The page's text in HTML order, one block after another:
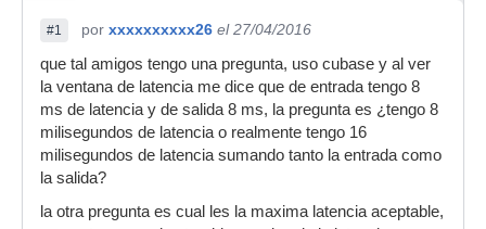
#1 por xxxxxxxxxx26 el 27/04/2016
que tal amigos tengo una pregunta, uso cubase y al ver
la ventana de latencia me dice que de entrada tengo 8
ms de latencia y de salida 8 ms, la pregunta es ¿tengo 8
milisegundos de latencia o realmente tengo 16
milisegundos de latencia sumando tanto la entrada como
la salida?
la otra pregunta es cual les la maxima latencia aceptable,